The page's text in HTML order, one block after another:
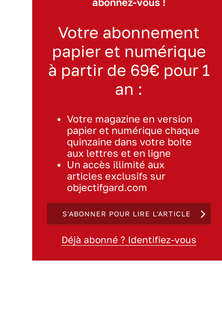
abonnez-vous !
Votre abonnement
papier et numérique
à partir de 69€ pour 1
an :
Votre magazine en version
papier et numérique chaque
quinzaine dans votre boite
aux lettres et en ligne
Un accès illimité aux
articles exclusifs sur
objectifgard.com
S'ABONNER POUR LIRE L'ARTICLE
Déjà abonné ? Identifiez-vous